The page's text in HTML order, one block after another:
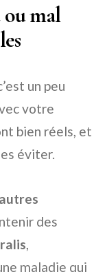
ou mal
un peu
votre
bien réels, et
éviter.
des
,
maladie qui